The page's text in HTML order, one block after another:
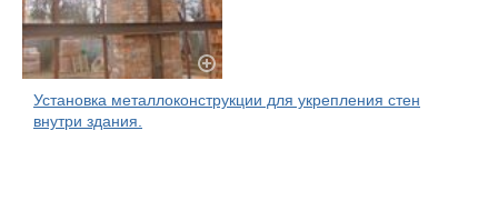
Установка металлоконструкции для укрепления стен
внутри здания.